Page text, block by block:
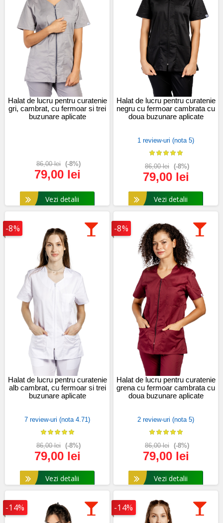
Halat de lucru pentru curatenie
gri, cambrat, cu fermoar si trei
buzunare aplicate
86,00 lei (-8%)
79,00 lei
Vezi detalii
Halat de lucru pentru curatenie
negru cu fermoar cambrata cu
doua buzunare aplicate
1 review-uri (nota 5)
86,00 lei (-8%)
79,00 lei
Vezi detalii
-8%
Halat de lucru pentru curatenie
alb cambrat, cu fermoar si trei
buzunare aplicate
7 review-uri (nota 4.71)
86,00 lei (-8%)
79,00 lei
Vezi detalii
-8%
Halat de lucru pentru curatenie
grena cu fermoar cambrata cu
doua buzunare aplicate
2 review-uri (nota 5)
86,00 lei (-8%)
79,00 lei
Vezi detalii
-14% -14%